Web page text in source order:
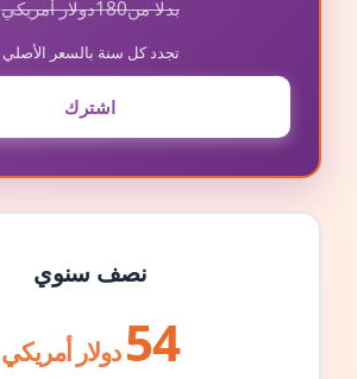
بدلا من180دولار أمريكي
تجدد كل سنة بالسعر الأصلي
اشترك
نصف سنوي
54 دولار أمريكي